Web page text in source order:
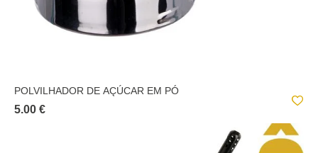
POLVILHADOR DE AÇÚCAR EM PÓ
5.00 €